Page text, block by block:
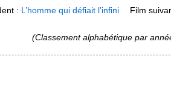
: L’homme qui défiait l’infini Film
(Classement alphabétique par